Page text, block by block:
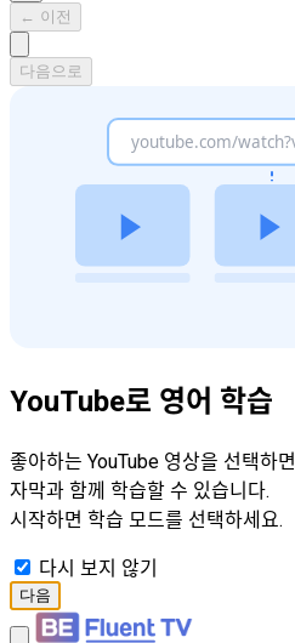
← 이전
다음으로
YouTube로 영어 학습
좋아하는 YouTube 영상을 선택하면
자막과 함께 학습할 수 있습니다.
시작하면 학습 모드를 선택하세요.
다시 보지 않기
다음